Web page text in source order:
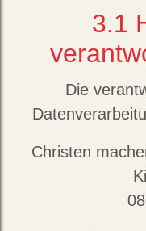
3.1
Die
Christen